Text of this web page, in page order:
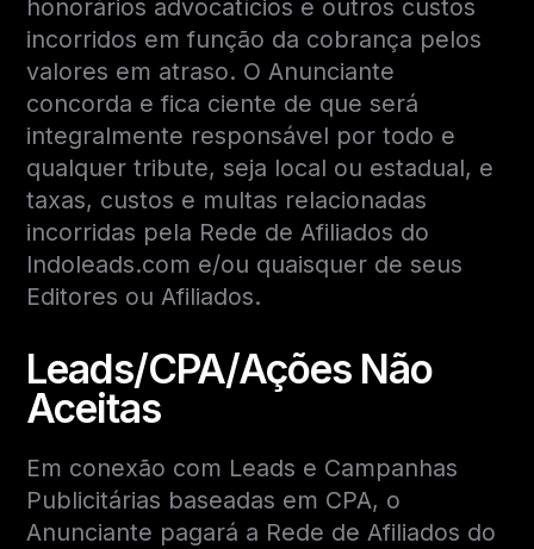
honorários advocatícios e outros custos
incorridos em função da cobrança pelos
valores em atraso. O Anunciante
concorda e fica ciente de que será
integralmente responsável por todo e
qualquer tribute, seja local ou estadual, e
taxas, custos e multas relacionadas
incorridas pela Rede de Afiliados do
Indoleads.com e/ou quaisquer de seus
Editores ou Afiliados.
Leads/CPA/Ações Não
Aceitas
Em conexão com Leads e Campanhas
Publicitárias baseadas em CPA, o
Anunciante pagará a Rede de Afiliados do